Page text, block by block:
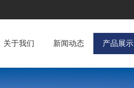
关于我们 新闻动态 产品展示